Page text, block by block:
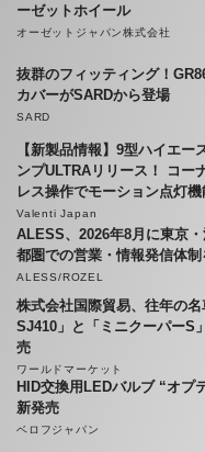
ーゼットホイール
オーゼットジャパン株式会社
抜群のフィッティング！
カバーがSARDから登場
SARD
【新製品情報】9型ハイエー
ンプULTRAリリース！ コー
レス操作でモーション点灯機
Valenti Japan
ALESS、2026年8月に東京
都圏での営業・情報発信体制
ALESS/ROZEL
株式会社国際貿易、往年の
SJ410」と「ミニクーパーS
売
ワールドマーケット
HID交換用LEDバルブ “オプ
新発売
ベロフジャパン